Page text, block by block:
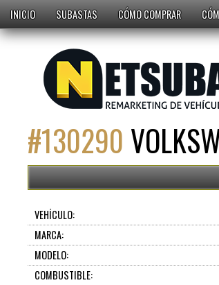
INICIO SUBASTAS CÓMO COMPRAR
#130290
VEHÍCULO:
MARCA:
MODELO:
COMBUSTIBLE: